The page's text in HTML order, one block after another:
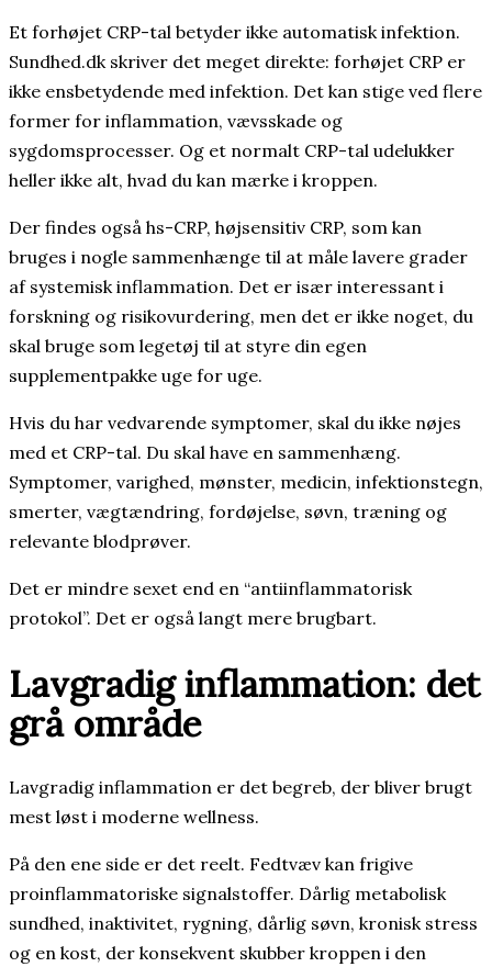
Et forhøjet CRP-tal betyder ikke automatisk infektion.
Sundhed.dk skriver det meget direkte: forhøjet CRP er
ikke ensbetydende med infektion. Det kan stige ved flere
former for inflammation, vævsskade og
sygdomsprocesser. Og et normalt CRP-tal udelukker
heller ikke alt, hvad du kan mærke i kroppen.
Der findes også hs-CRP, højsensitiv CRP, som kan
bruges i nogle sammenhænge til at måle lavere grader
af systemisk inflammation. Det er især interessant i
forskning og risikovurdering, men det er ikke noget, du
skal bruge som legetøj til at styre din egen
supplementpakke uge for uge.
Hvis du har vedvarende symptomer, skal du ikke nøjes
med et CRP-tal. Du skal have en sammenhæng.
Symptomer, varighed, mønster, medicin, infektionstegn,
smerter, vægtændring, fordøjelse, søvn, træning og
relevante blodprøver.
Det er mindre sexet end en “antiinflammatorisk
protokol”. Det er også langt mere brugbart.
Lavgradig inflammation: det
grå område
Lavgradig inflammation er det begreb, der bliver brugt
mest løst i moderne wellness.
På den ene side er det reelt. Fedtvæv kan frigive
proinflammatoriske signalstoffer. Dårlig metabolisk
sundhed, inaktivitet, rygning, dårlig søvn, kronisk stress
og en kost, der konsekvent skubber kroppen i den